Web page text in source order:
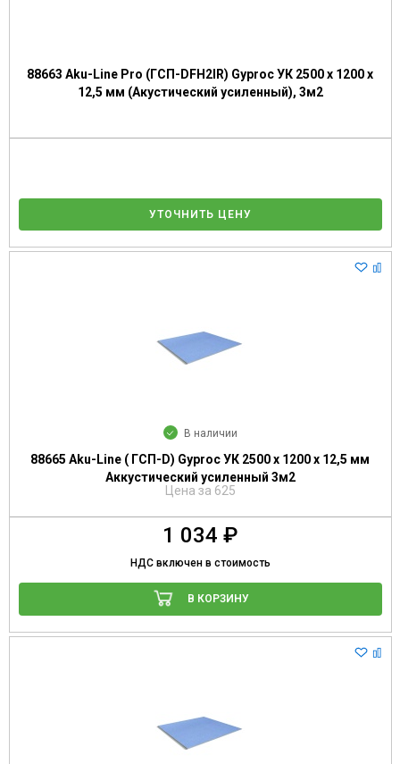
88663 Aku-Line Pro (ГСП-DFH2IR) Gyproc УК 2500 х 1200 х
12,5 мм (Акустический усиленный), 3м2
УТОЧНИТЬ ЦЕНУ
В наличии
88665 Aku-Line ( ГСП-D) Gyproc УК 2500 х 1200 х 12,5 мм
Аккустический усиленный 3м2
Цена за 625
1 034 ₽
НДС включен в стоимость
В КОРЗИНУ